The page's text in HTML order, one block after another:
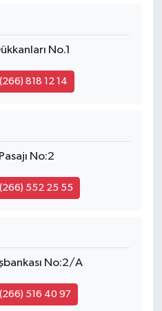
No.1
818 12 14
No:2
552 25 55
No:2/A
516 40 97